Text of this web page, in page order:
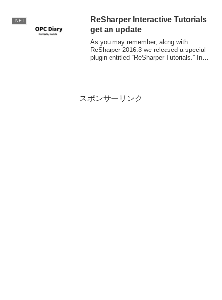
.NET
ReSharper Interactive Tutorials
get an update
As you may remember, along with
ReSharper 2016.3 we released a special
plugin entitled “ReSharper Tutorials.” In
スポンサーリンク